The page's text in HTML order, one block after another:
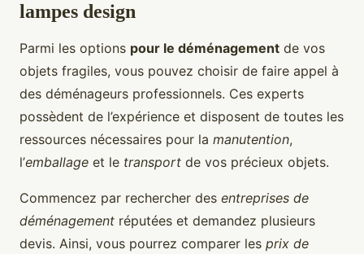
lampes design
Parmi les options pour le déménagement de vos
objets fragiles, vous pouvez choisir de faire appel à
des déménageurs professionnels. Ces experts
possèdent de l’expérience et disposent de toutes les
ressources nécessaires pour la manutention,
l’emballage et le transport de vos précieux objets.
Commencez par rechercher des entreprises de
déménagement réputées et demandez plusieurs
devis. Ainsi, vous pourrez comparer les prix de